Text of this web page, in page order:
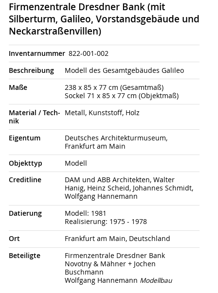
Firmenzentrale Dresdner Bank (mit
Silberturm, Galileo, Vorstandsgebäude und
Neckarstraßenvillen)
Inventarnummer 822-001-002
Beschrei­bung
Modell des Gesamtgebäudes Galileo
Maße
238 x 85 x 77 cm (Gesamtmaß)
Sockel 71 x 85 x 77 cm (Objektmaß)
Material / Tech­
nik
Metall, Kunststoff, Holz
Eigen­tum
Deutsches Architekturmuseum,
Frankfurt am Main
Objekt­typ
Modell
Credit­line
DAM und ABB Architekten, Walter
Hanig, Heinz Scheid, Johannes Schmidt,
Wolfgang Hannemann
Datierung
Modell: 1981
Realisierung: 1975 - 1978
Ort
Frankfurt am Main, Deutschland
Beteiligte
Firmenzentrale Dresdner Bank
Novotny & Mähner + Jochen
Buschmann
Wolfgang Hannemann Modellbau